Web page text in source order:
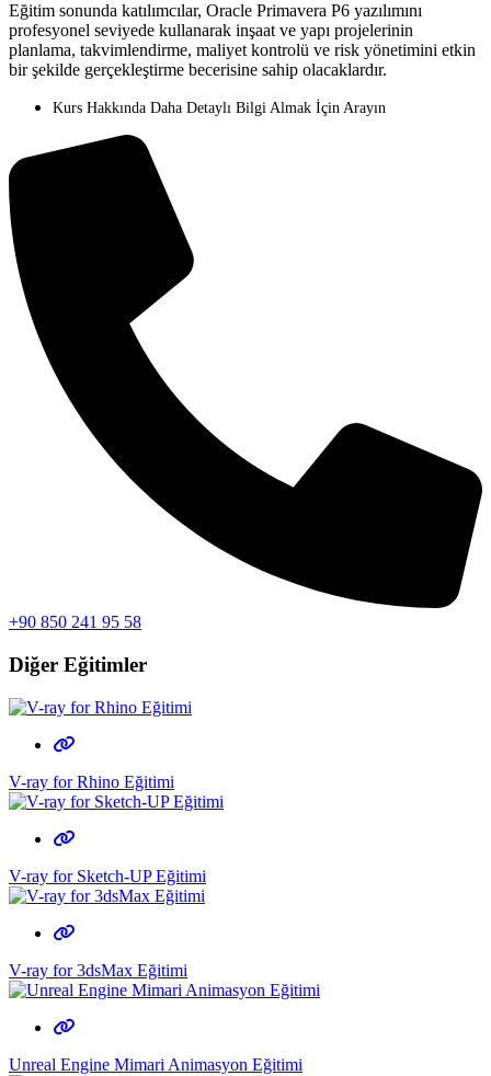
Eğitim sonunda katılımcılar, Oracle Primavera P6 yazılımını
profesyonel seviyede kullanarak inşaat ve yapı projelerinin
planlama, takvimlendirme, maliyet kontrolü ve risk yönetimini etkin
bir şekilde gerçekleştirme becerisine sahip olacaklardır.
Kurs Hakkında Daha Detaylı Bilgi Almak İçin Arayın
+90 850 241 95 58
Diğer Eğitimler
V-ray for Rhino Eğitimi
V-ray for Sketch-UP Eğitimi
V-ray for 3dsMax Eğitimi
Unreal Engine Mimari Animasyon Eğitimi